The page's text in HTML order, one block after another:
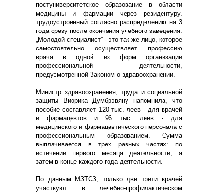
постуниверситетское образование в области
медицины и фармации через резидентуру,
трудоустроенный согласно распределению на 3
года срезу после окончания учебного заведения.
„Молодой специалист” - это так же лицо, которое
самостоятельно осуществляет профессию
врача в одной из форм организации
профессиональной деятельности,
предусмотренной Законом о здравоохранении.
Министр здравоохранения, труда и социальной
защиты Виорика Думбрэвяну напомнила, что
пособие составляет 120 тыс. леев - для врачей
и фармацевтов и 96 тыс. леев - для
медицинского и фармацевтического персонала с
профессиональным образованием. Сумма
выплачивается в трех равных частях: по
истечении первого месяца деятельности, а
затем в конце каждого года деятельности.
По данным МЗТСЗ, только две трети врачей
участвуют в лечебно-профилактическом